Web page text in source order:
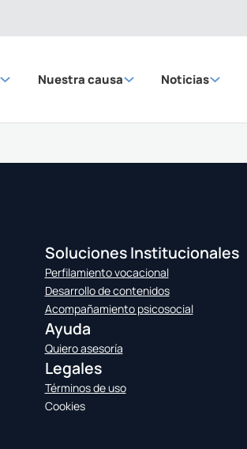
Nuestra causa Noticias
Soluciones Institucionales
Perfilamiento vocacional
Desarrollo de contenidos
Acompañamiento psicosocial
Ayuda
Quiero asesoría
Legales
Términos de uso
Cookies